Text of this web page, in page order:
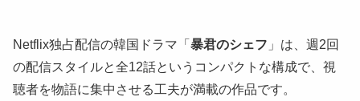
Netflix独占配信の韓国ドラマ「 暴君のシェフ 」は、週2回
の配信スタイルと全12話というコンパクトな構成で、視
聴者を物語に集中させる工夫が満載の作品です。